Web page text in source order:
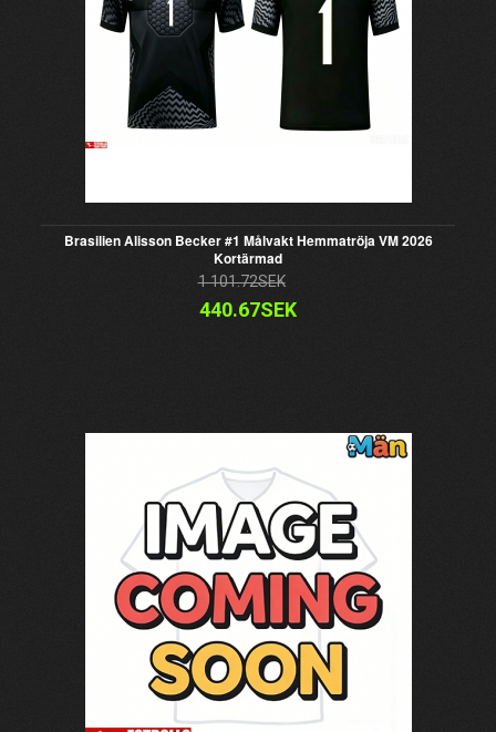
Brasilien Alisson Becker #1 Målvakt Hemmatröja VM 2026
Kortärmad
1 101.72SEK
440.67SEK